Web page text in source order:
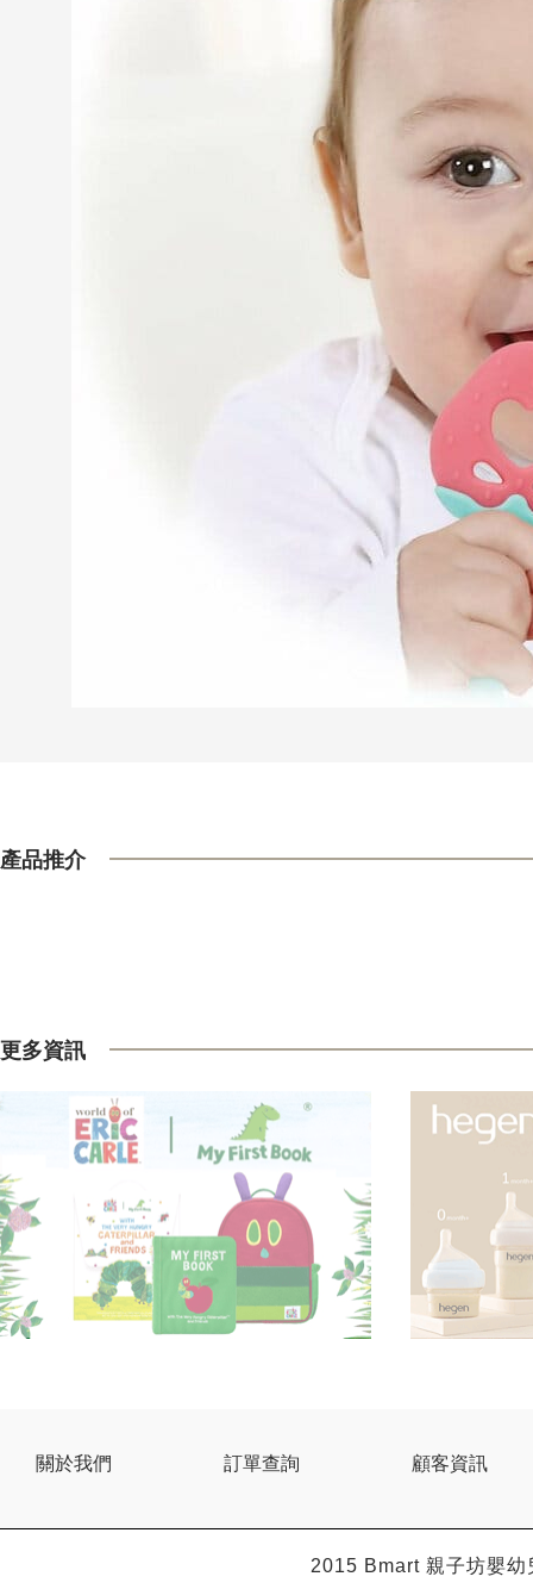
產品推介
更多資訊
關於我們 訂單查詢 顧客資訊
2015 Bmart親子坊嬰幼